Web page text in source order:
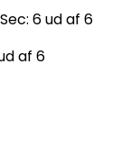
6 ud af 6
af 6